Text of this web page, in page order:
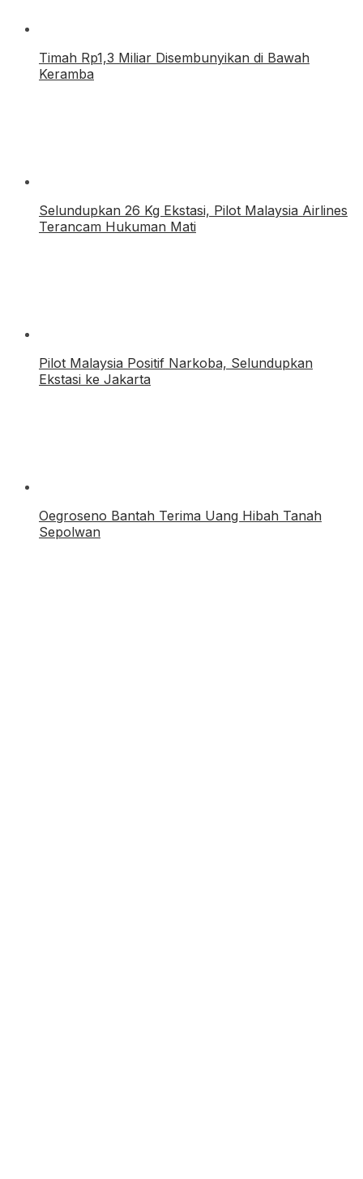
Timah Rp1,3 Miliar Disembunyikan di Bawah
Keramba
Selundupkan 26 Kg Ekstasi, Pilot Malaysia Airlines
Terancam Hukuman Mati
Pilot Malaysia Positif Narkoba, Selundupkan
Ekstasi ke Jakarta
Oegroseno Bantah Terima Uang Hibah Tanah
Sepolwan